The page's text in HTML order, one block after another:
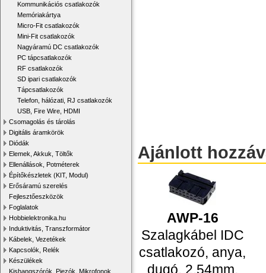
Kommunikációs csatlakozók
Memóriakártya
Micro-Fit csatlakozók
Mini-Fit csatlakozók
Nagyáramú DC csatlakozók
PC tápcsatlakozók
RF csatlakozók
SD ipari csatlakozók
Tápcsatlakozók
Telefon, hálózati, RJ csatlakozók
USB, Fire Wire, HDMI
Csomagolás és tárolás
Digitális áramkörök
Diódák
Elemek, Akkuk, Töltők
Ellenállások, Potméterek
Építőkészletek (KIT, Modul)
Erősáramú szerelés
Fejlesztőeszközök
Foglalatok
Hobbielektronika.hu
Induktivitás, Transzformátor
Kábelek, Vezetékek
Kapcsolók, Relék
Készülékek
Kishangszórók, Piezók, Mikrofonok
Ajánlott
AWP-16
Szalagkábel IDC
csatlakozó, anya,
dugó, 2.54mm,